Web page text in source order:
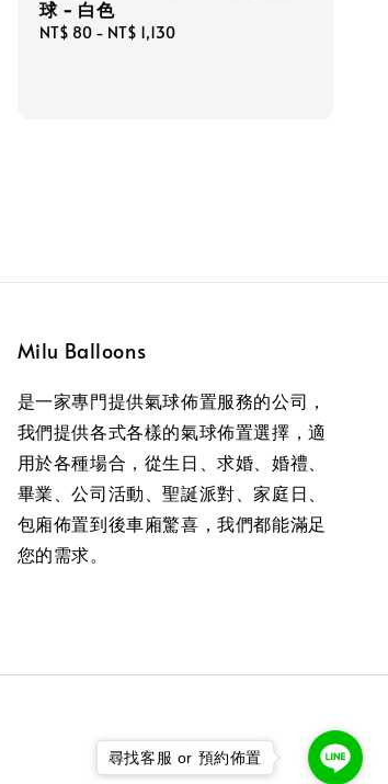
球 - 白色
Regular
NT$ 80- NT$ 1,130
Milu Balloons
是一家專門提供氣球佈置服務的公司，
我們提供各式各樣的氣球佈置選擇，適
用於各種場合，從生日、求婚、婚禮、
畢業、公司活動、聖誕派對、家庭日、
包廂佈置到後車廂驚喜，我們都能滿足
您的需求。
尋找客服 or 預約佈置